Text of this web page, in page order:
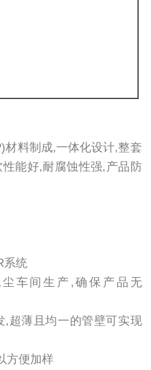
材料制成,一体化设计,整套
能好,耐腐蚀性强,产品防
系统
车间生产,确保产品无
超薄且均一的管壁可实现
方便加样